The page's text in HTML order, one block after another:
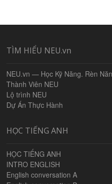
TÌM HIỂU NEU.vn
NEU.vn — Học Kỹ Năng. Rèn
Thành Viên NEU
Lộ trình NEU
Dự Án Thực Hành
HỌC TIẾNG ANH
HỌC TIẾNG ANH
INTRO ENGLISH
English conversation A